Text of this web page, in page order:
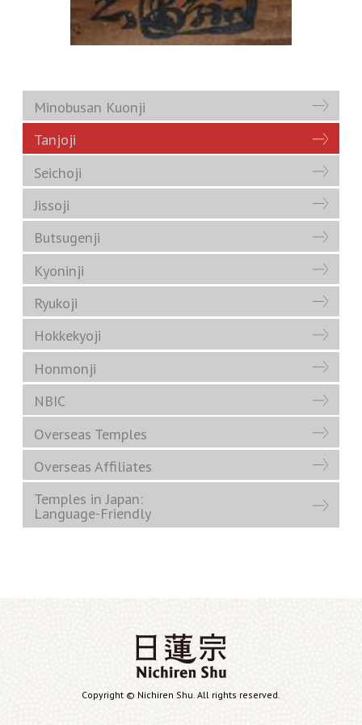
Minobusan Kuonji
Tanjoji
Seichoji
Jissoji
Butsugenji
Kyoninji
Ryukoji
Hokkekyoji
Honmonji
NBIC
Overseas Temples
Overseas Affiliates
Temples in Japan:
Language-Friendly
Copyright © Nichiren Shu. All rights reserved.